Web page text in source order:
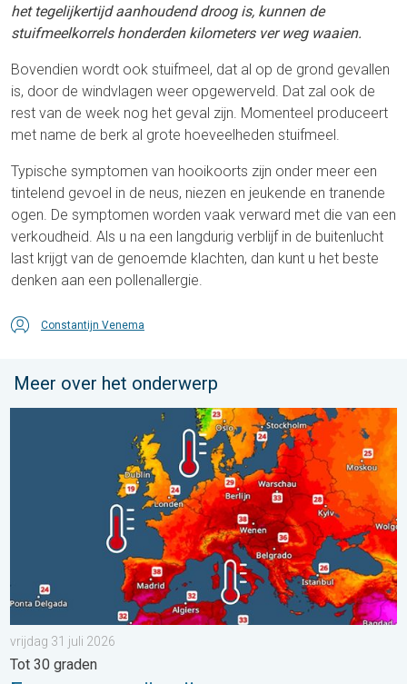
het tegelijkertijd aanhoudend droog is, kunnen de
stuifmeelkorrels honderden kilometers ver weg waaien.
Bovendien wordt ook stuifmeel, dat al op de grond gevallen
is, door de windvlagen weer opgewerveld. Dat zal ook de
rest van de week nog het geval zijn. Momenteel produceert
met name de berk al grote hoeveelheden stuifmeel.
Typische symptomen van hooikoorts zijn onder meer een
tintelend gevoel in de neus, niezen en jeukende en tranende
ogen. De symptomen worden vaak verward met die van een
verkoudheid. Als u na een langdurig verblijf in de buitenlucht
last krijgt van de genoemde klachten, dan kunt u het beste
denken aan een pollenallergie.
Constantijn Venema
Meer over het onderwerp
Europese zeeën zijn ongewoon warm. Tot 30 graden. . .
vrijdag 31 juli 2026
Tot 30 graden